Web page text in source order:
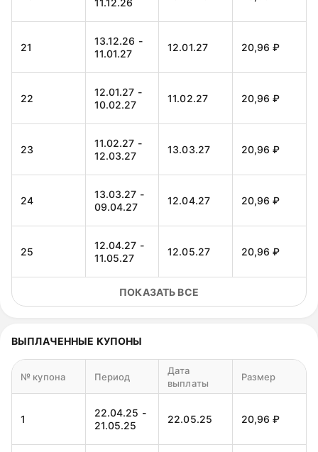
21
13.12.26 -
11.01.27
12.01.27 20,96 ₽
22
12.01.27 -
10.02.27
11.02.27 20,96 ₽
23
11.02.27 -
12.03.27
13.03.27 20,96 ₽
24
13.03.27 -
09.04.27
12.04.27 20,96 ₽
25
12.04.27 -
11.05.27
12.05.27 20,96 ₽
26
12.05.27 -
10.06.27
11.06.27 -
09.07.27
09.08.27
ПОКАЗАТЬ ВСЕ
ВЫПЛАЧЕННЫЕ КУПОНЫ
№ купона Период
Дата
выплаты
Размер
1
22.04.25 -
21.05.25
22.05.25 20,96 ₽